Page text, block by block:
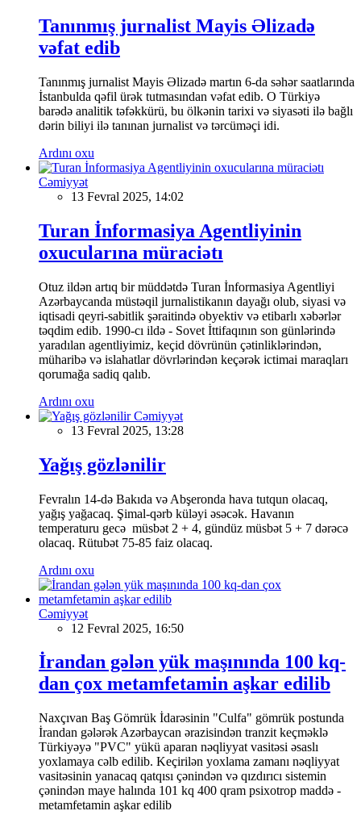
Tanınmış jurnalist Mayis Əlizadə
vəfat edib
Tanınmış jurnalist Mayis Əlizadə martın 6-da səhər saatlarında
İstanbulda qəfil ürək tutmasından vəfat edib. O Türkiyə
barədə analitik təfəkkürü, bu ölkənin tarixi və siyasəti ilə bağlı
dərin biliyi ilə tanınan jurnalist və tərcüməçi idi.
Ardını oxu
Cəmiyyət
13 Fevral 2025, 14:02
Turan İnformasiya Agentliyinin
oxucularına müraciətı
Otuz ildən artıq bir müddətdə Turan İnformasiya Agentliyi
Azərbaycanda müstəqil jurnalistikanın dayağı olub, siyasi və
iqtisadi qeyri-sabitlik şəraitində obyektiv və etibarlı xəbərlər
təqdim edib. 1990-cı ildə - Sovet İttifaqının son günlərində
yaradılan agentliyimiz, keçid dövrünün çətinliklərindən,
müharibə və islahatlar dövrlərindən keçərək ictimai maraqları
qorumağa sadiq qalıb.
Ardını oxu
Cəmiyyət
13 Fevral 2025, 13:28
Yağış gözlənilir
Fevralın 14-də Bakıda və Abşeronda hava tutqun olacaq,
yağış yağacaq. Şimal-qərb küləyi əsəcək. Havanın
temperaturu gecə müsbət 2 + 4, gündüz müsbət 5 + 7 dərəcə
olacaq. Rütubət 75-85 faiz olacaq.
Ardını oxu
Cəmiyyət
12 Fevral 2025, 16:50
İrandan gələn yük maşınında 100 kq-
dan çox metamfetamin aşkar edilib
Naxçıvan Baş Gömrük İdarəsinin "Culfa" gömrük postunda
İrandan gələrək Azərbaycan ərazisindən tranzit keçməklə
Türkiyəyə "PVC" yükü aparan nəqliyyat vasitəsi əsaslı
yoxlamaya cəlb edilib. Keçirilən yoxlama zamanı nəqliyyat
vasitəsinin yanacaq qatqısı çənindən və qızdırıcı sistemin
çənindən maye halında 101 kq 400 qram psixotrop maddə -
metamfetamin aşkar edilib